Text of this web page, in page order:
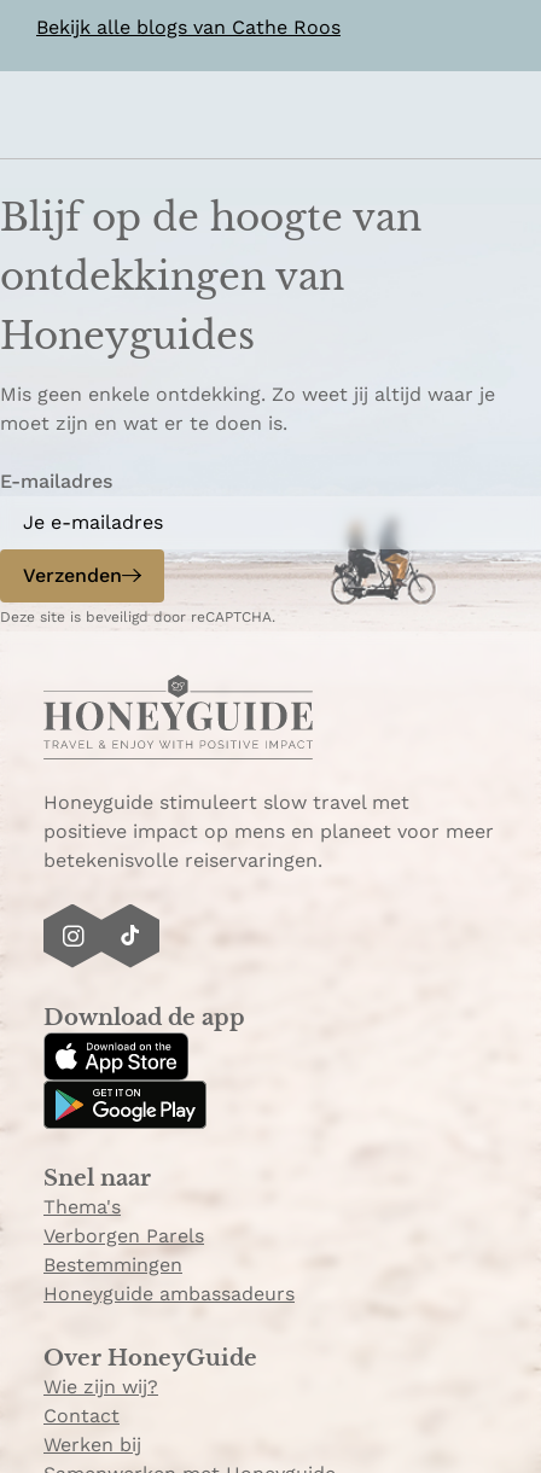
Bekijk alle blogs van Cathe Roos
Blijf op de hoogte van
ontdekkingen van
Honeyguides
Mis geen enkele ontdekking. Zo weet jij altijd waar je
moet zijn en wat er te doen is.
E-mailadres
Verzenden
Deze site is beveiligd door reCAPTCHA.
Honeyguide stimuleert slow travel met
positieve impact op mens en planeet voor meer
betekenisvolle reiservaringen.
I
t
a
g
m
T
T
o
k
Download de app
Snel naar
Thema's
Verborgen Parels
Bestemmingen
Honeyguide ambassadeurs
Over HoneyGuide
Wie zijn wij?
Contact
Werken bij